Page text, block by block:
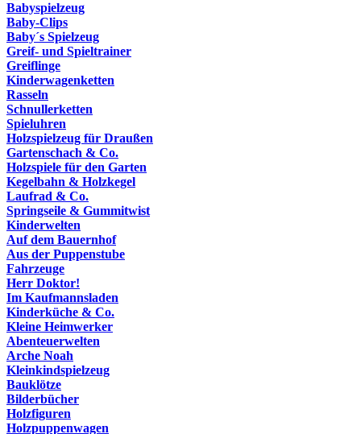
Babyspielzeug
Baby-Clips
Baby´s Spielzeug
Greif- und Spieltrainer
Greiflinge
Kinderwagenketten
Rasseln
Schnullerketten
Spieluhren
Holzspielzeug für Draußen
Gartenschach & Co.
Holzspiele für den Garten
Kegelbahn & Holzkegel
Laufrad & Co.
Springseile & Gummitwist
Kinderwelten
Auf dem Bauernhof
Aus der Puppenstube
Fahrzeuge
Herr Doktor!
Im Kaufmannsladen
Kinderküche & Co.
Kleine Heimwerker
Abenteuerwelten
Arche Noah
Kleinkindspielzeug
Bauklötze
Bilderbücher
Holzfiguren
Holzpuppenwagen